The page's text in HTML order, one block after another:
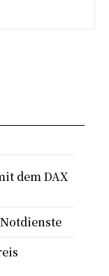
dem DAX